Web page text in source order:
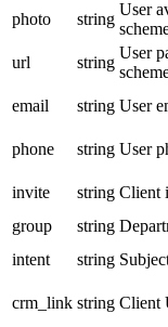
photo
string
User
url
string
User
email
string User
phone
string User
invite
string Client
group
string
intent
string
crm_link string Client